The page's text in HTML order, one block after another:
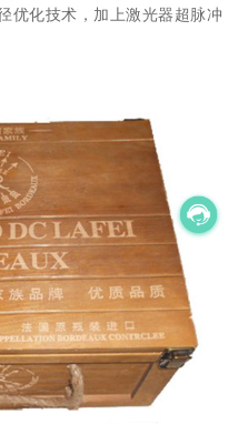
优化技术，加上激光器超脉冲